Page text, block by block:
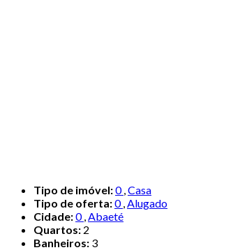
Tipo de imóvel:0,Casa
Tipo de oferta:0,Alugado
Cidade:0,Abaeté
Quartos: 2
Banheiros: 3